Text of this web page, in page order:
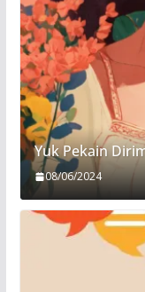
Yuk Pekain
08/06/2024